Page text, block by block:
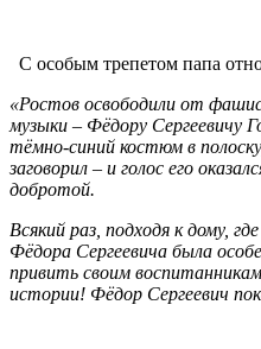
С особым трепетом папа
«Ростов освободили от
музыки – Фёдору Сергеевичу
тёмно-синий костюм в
заговорил – и голос его
добротой.
Всякий раз, подходя к дому,
Фёдора Сергеевича была
привить своим
истории! Фёдор Сергеевич